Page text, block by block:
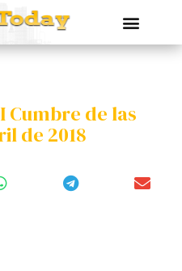
Cumbre de las
de 2018